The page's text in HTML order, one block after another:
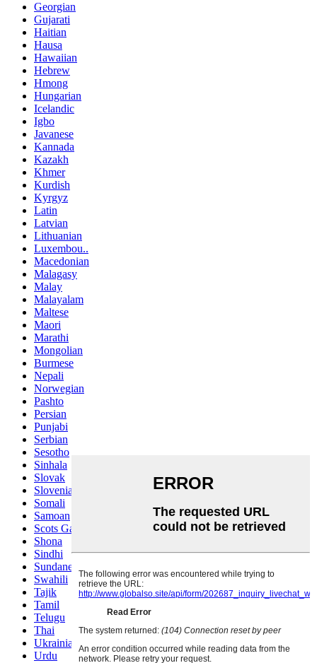
Georgian
Gujarati
Haitian
Hausa
Hawaiian
Hebrew
Hmong
Hungarian
Icelandic
Igbo
Javanese
Kannada
Kazakh
Khmer
Kurdish
Kyrgyz
Latin
Latvian
Lithuanian
Luxembou..
Macedonian
Malagasy
Malay
Malayalam
Maltese
Maori
Marathi
Mongolian
Burmese
Nepali
Norwegian
Pashto
Persian
Punjabi
Serbian
Sesotho
Sinhala
Slovak
Slovenian
Somali
Samoan
Scots Gaelic
Shona
Sindhi
Sundanese
Swahili
Tajik
Tamil
Telugu
Thai
Ukrainian
Urdu